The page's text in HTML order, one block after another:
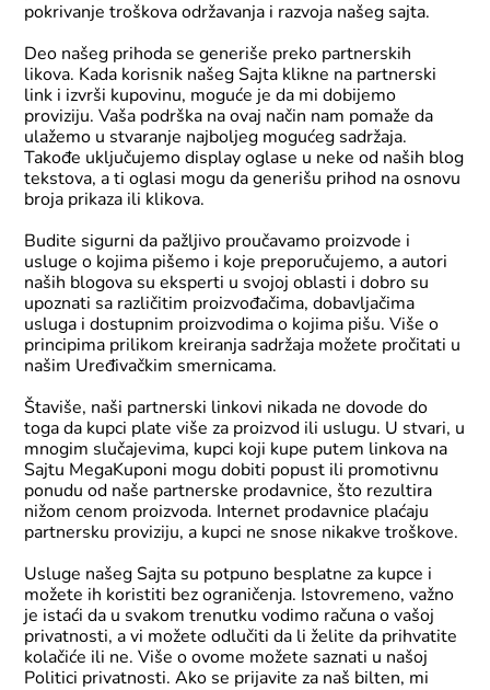
pokrivanje troškova održavanja i razvoja našeg sajta.
Deo našeg prihoda se generiše preko partnerskih
likova. Kada korisnik našeg Sajta klikne na partnerski
link i izvrši kupovinu, moguće je da mi dobijemo
proviziju. Vaša podrška na ovaj način nam pomaže da
ulažemo u stvaranje najboljeg mogućeg sadržaja.
Takođe uključujemo display oglase u neke od naših blog
tekstova, a ti oglasi mogu da generišu prihod na osnovu
broja prikaza ili klikova.
Budite sigurni da pažljivo proučavamo proizvode i
usluge o kojima pišemo i koje preporučujemo, a autori
naših blogova su eksperti u svojoj oblasti i dobro su
upoznati sa različitim proizvođačima, dobavljačima
usluga i dostupnim proizvodima o kojima pišu. Više o
principima prilikom kreiranja sadržaja možete pročitati u
našim Uređivačkim smernicama.
Štaviše, naši partnerski linkovi nikada ne dovode do
toga da kupci plate više za proizvod ili uslugu. U stvari, u
mnogim slučajevima, kupci koji kupe putem linkova na
Sajtu MegaKuponi mogu dobiti popust ili promotivnu
ponudu od naše partnerske prodavnice, što rezultira
nižom cenom proizvoda. Internet prodavnice plaćaju
partnersku proviziju, a kupci ne snose nikakve troškove.
Usluge našeg Sajta su potpuno besplatne za kupce i
možete ih koristiti bez ograničenja. Istovremeno, važno
je istaći da u svakom trenutku vodimo računa o vašoj
privatnosti, a vi možete odlučiti da li želite da prihvatite
kolačiće ili ne. Više o ovome možete saznati u našoj
Politici privatnosti. Ako se prijavite za naš bilten, mi